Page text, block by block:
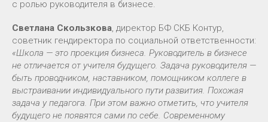
с ролью руководителя в бизнесе.
Светлана Скользкова, директор БФ СКБ Контур,
советник гендиректора по социальной ответственности:
«Школа — это проекция бизнеса. Руководитель в бизнесе
не отличается от учителя будущего. Задача руководителя —
быть проводником, наставником, помощником коллеге в
выстраивании индивидуального пути развития. Похожая
задача у педагога. При этом важно отметить, что учителя
будущего не появятся сами по себе. Современному